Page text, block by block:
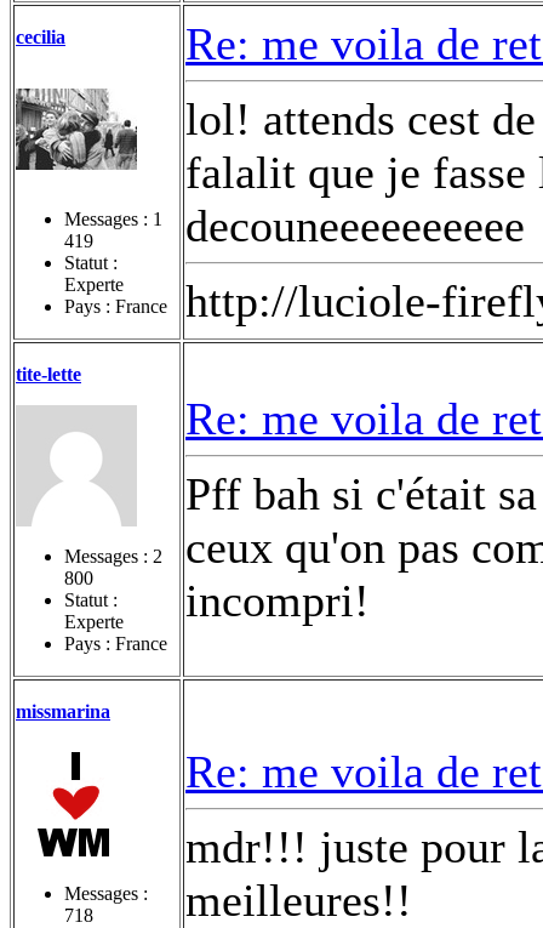
cecilia
Messages : 1
419
Statut :
Experte
Pays : France
Re: me voila de
lol! attends cest
falalit que je
decouneeeeeeeeee
http://luciole-
tite-lette
Messages : 2
800
Statut :
Experte
Pays : France
Re: me voila de
Pff bah si c'était
ceux qu'on pas
incompri!
missmarina
Messages :
718
Re: me voila de
mdr!!! juste pour
meilleures!!